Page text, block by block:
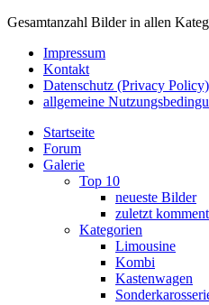
Gesamtanzahl Bilder in allen
Impressum
Kontakt
Datenschutz (Privacy Policy)
allgemeine
Startseite
Forum
Galerie
Top 10
neueste Bilder
zuletzt
Kategorien
Limousine
Kombi
Kastenwagen